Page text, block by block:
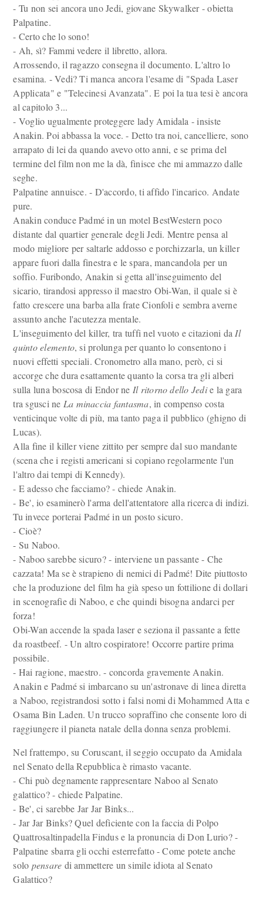
- Tu non sei ancora uno Jedi, giovane Skywalker - obietta
Palpatine.
- Certo che lo sono!
- Ah, sì? Fammi vedere il libretto, allora.
Arrossendo, il ragazzo consegna il documento. L'altro lo
esamina. - Vedi? Ti manca ancora l'esame di "Spada Laser
Applicata" e "Telecinesi Avanzata". E poi la tua tesi è ancora
al capitolo 3...
- Voglio ugualmente proteggere lady Amidala - insiste
Anakin. Poi abbassa la voce. - Detto tra noi, cancelliere, sono
arrapato di lei da quando avevo otto anni, e se prima del
termine del film non me la dà, finisce che mi ammazzo dalle
seghe.
Palpatine annuisce. - D'accordo, ti affido l'incarico. Andate
pure.
Anakin conduce Padmé in un motel BestWestern poco
distante dal quartier generale degli Jedi. Mentre pensa al
modo migliore per saltarle addosso e porchizzarla, un killer
appare fuori dalla finestra e le spara, mancandola per un
soffio. Furibondo, Anakin si getta all'inseguimento del
sicario, tirandosi appresso il maestro Obi-Wan, il quale si è
fatto crescere una barba alla frate Cionfoli e sembra averne
assunto anche l'acutezza mentale.
L'inseguimento del killer, tra tuffi nel vuoto e citazioni da Il
quinto elemento, si prolunga per quanto lo consentono i
nuovi effetti speciali. Cronometro alla mano, però, ci si
accorge che dura esattamente quanto la corsa tra gli alberi
sulla luna boscosa di Endor ne Il ritorno dello Jedie la gara
tra sgusci ne La minaccia fantasma, in compenso costa
venticinque volte di più, ma tanto paga il pubblico (ghigno di
Lucas).
Alla fine il killer viene zittito per sempre dal suo mandante
(scena che i registi americani si copiano regolarmente l'un
l'altro dai tempi di Kennedy).
- E adesso che facciamo? - chiede Anakin.
- Be', io esaminerò l'arma dell'attentatore alla ricerca di indizi.
Tu invece porterai Padmé in un posto sicuro.
- Cioè?
- Su Naboo.
- Naboo sarebbe sicuro? - interviene un passante - Che
cazzata! Ma se è strapieno di nemici di Padmé! Dite piuttosto
che la produzione del film ha già speso un fottilione di dollari
in scenografie di Naboo, e che quindi bisogna andarci per
forza!
Obi-Wan accende la spada laser e seziona il passante a fette
da roastbeef. - Un altro cospiratore! Occorre partire prima
possibile.
- Hai ragione, maestro. - concorda gravemente Anakin.
Anakin e Padmé si imbarcano su un'astronave di linea diretta
a Naboo, registrandosi sotto i falsi nomi di Mohammed Atta e
Osama Bin Laden. Un trucco sopraffino che consente loro di
raggiungere il pianeta natale della donna senza problemi.
Nel frattempo, su Coruscant, il seggio occupato da Amidala
nel Senato della Repubblica è rimasto vacante.
- Chi può degnamente rappresentare Naboo al Senato
galattico? - chiede Palpatine.
- Be', ci sarebbe Jar Jar Binks...
- Jar Jar Binks? Quel deficiente con la faccia di Polpo
Quattrosaltinpadella Findus e la pronuncia di Don Lurio? -
Palpatine sbarra gli occhi esterrefatto - Come potete anche
solo pensare di ammettere un simile idiota al Senato
Galattico?